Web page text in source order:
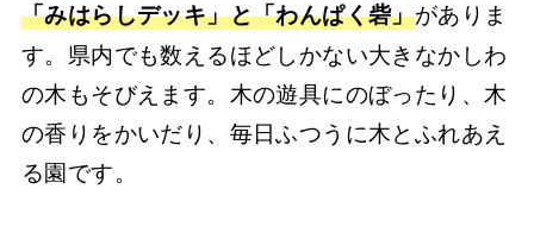
「みはらしデッキ」と「わんぱく砦」がありま
す。県内でも数えるほどしかない大きなかしわ
の木もそびえます。木の遊具にのぼったり、木
の香りをかいだり、毎日ふつうに木とふれあえ
る園です。